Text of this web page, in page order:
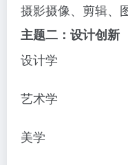
摄影摄像、剪辑、
主题二：设计创新
设计学
艺术学
美学